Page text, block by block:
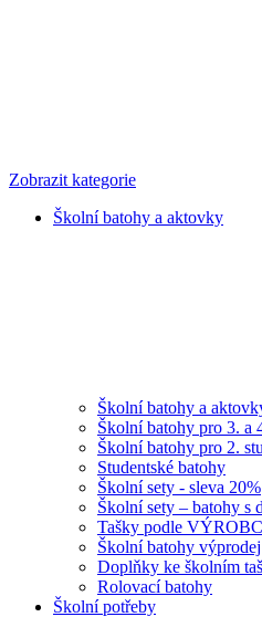
Zobrazit kategorie
Školní batohy a aktovky
Školní batohy a
Školní batohy pro 3. a
Školní batohy pro 2.
Studentské batohy
Školní sety - sleva 20%
Školní sety – batohy s
Tašky podle
Školní batohy výprodej
Doplňky ke školním
Rolovací batohy
Školní potřeby